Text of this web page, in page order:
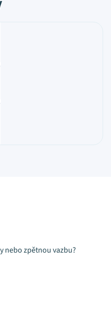
nebo zpětnou vazbu?